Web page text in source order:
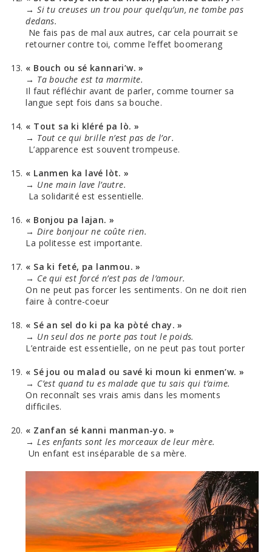
→Si tu creuses un trou pour quelqu’un, ne tombe pas
dedans.
Ne fais pas de mal aux autres, car cela pourrait se
retourner contre toi, comme l’effet boomerang
« Bouch ou sé kannari’w. »
→ Ta bouche est ta marmite.
Il faut réfléchir avant de parler, comme tourner sa
langue sept fois dans sa bouche.
« Tout sa ki kléré pa lò. »
→ Tout ce qui brille n’est pas de l’or.
L’apparence est souvent trompeuse.
« Lanmen ka lavé lòt. »
→ Une main lave l’autre.
La solidarité est essentielle.
« Bonjou pa lajan. »
→Dire bonjour ne coûte rien.
La politesse est importante.
« Sa ki feté, pa lanmou. »
→ Ce qui est forcé n’est pas de l’amour.
On ne peut pas forcer les sentiments. On ne doit rien
faire à contre-coeur
« Sé an sel do ki pa ka pòté chay. »
→ Un seul dos ne porte pas tout le poids.
L’entraide est essentielle, on ne peut pas tout porter
« Sé jou ou malad ou savé ki moun ki enmen’w. »
→ C’est quand tu es malade que tu sais qui t’aime.
On reconnaît ses vrais amis dans les moments
difficiles.
« Zanfan sé kanni manman-yo. »
→Les enfants sont les morceaux de leur mère.
Un enfant est inséparable de sa mère.